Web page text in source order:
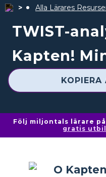
Alla Lärares
TWIST-
Kapten!
Följ miljontals lärare
gratis